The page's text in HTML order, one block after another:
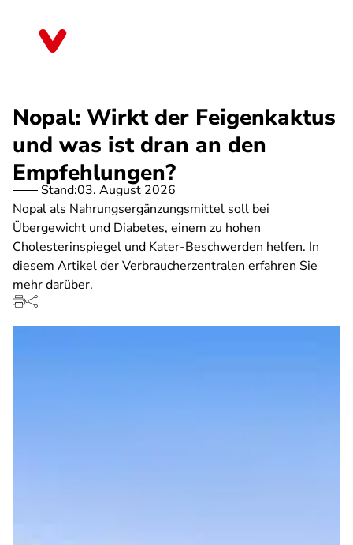
Nopal: Wirkt der Feigenkaktus
und was ist dran an den
Empfehlungen?
Stand:03. August 2026
Nopal als Nahrungsergänzungsmittel soll bei
Übergewicht und Diabetes, einem zu hohen
Cholesterinspiegel und Kater-Beschwerden helfen. In
diesem Artikel der Verbraucherzentralen erfahren Sie
mehr darüber.